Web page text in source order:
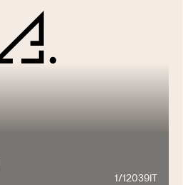
1/12039IT